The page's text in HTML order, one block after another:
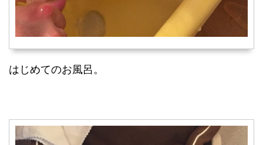
はじめてのお風呂。